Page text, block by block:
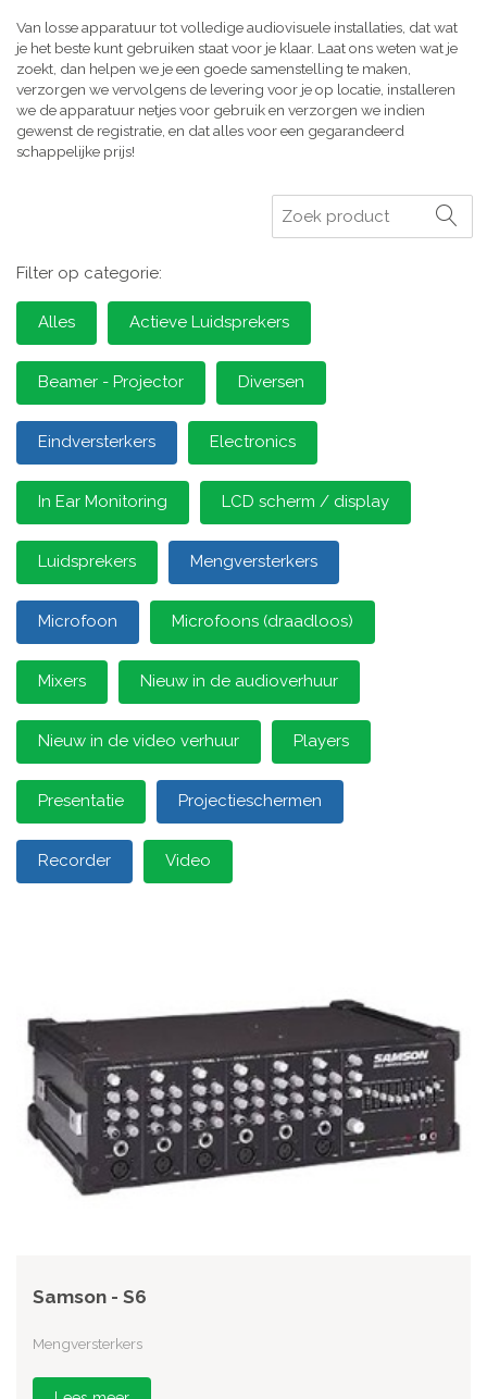
Van losse apparatuur tot volledige audiovisuele installaties, dat wat
je het beste kunt gebruiken staat voor je klaar. Laat ons weten wat je
zoekt, dan helpen we je een goede samenstelling te maken,
verzorgen we vervolgens de levering voor je op locatie, installeren
we de apparatuur netjes voor gebruik en verzorgen we indien
gewenst de registratie, en dat alles voor een gegarandeerd
schappelijke prijs!
Zoeken
Filter op categorie:
Alles Actieve Luidsprekers
Beamer - Projector Diversen
Eindversterkers Electronics
In Ear Monitoring LCD scherm / display
Luidsprekers Mengversterkers
Microfoon Microfoons (draadloos)
Mixers Nieuw in de audioverhuur
Nieuw in de video verhuur Players
Presentatie Projectieschermen
Recorder Video
Samson - S6
Mengversterkers